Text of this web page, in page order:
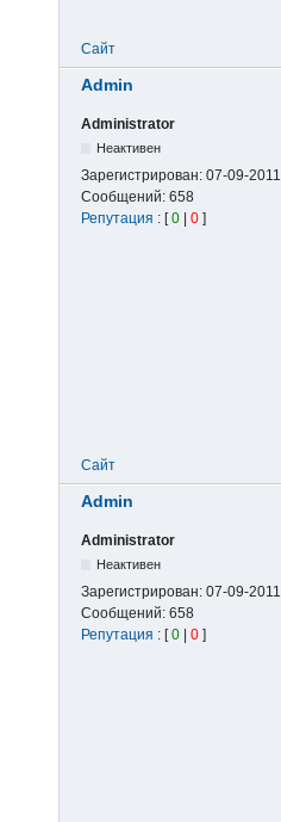
Сайт
Admin
Administrator
Неактивен
Зарегистрирован: 07-09-2011
Сообщений: 658
Репутация : [0 0 ]
Сайт
Admin
Administrator
Неактивен
Зарегистрирован: 07-09-2011
Сообщений: 658
Репутация : [0 0 ]